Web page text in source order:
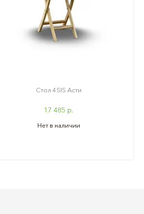
Стол 4SIS Асти
17 485 р.
Нет в наличии